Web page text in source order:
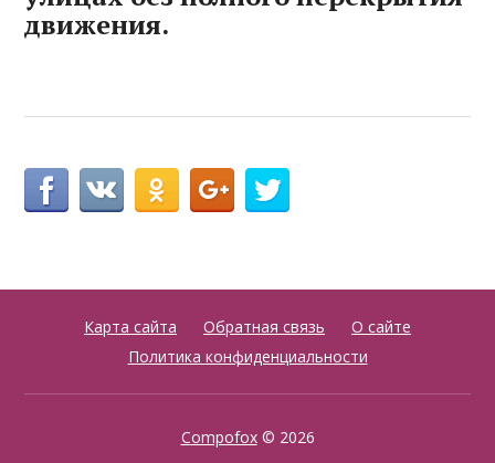
движения.
Карта сайта Обратная связь
О сайте
Политика конфиденциальности
Compofox© 2026